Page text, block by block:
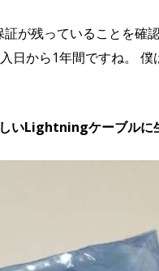
が残っていることを確
日から1年間ですね。
いLightningケーブルに